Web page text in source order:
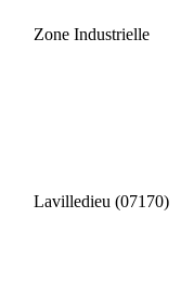
Zone Industrielle
Lavilledieu (07170)